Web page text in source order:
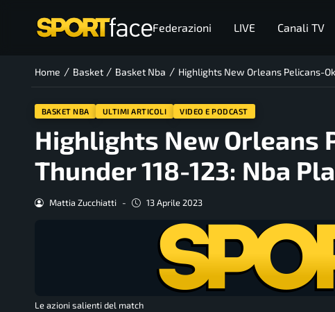
Federazioni LIVE Canali TV
Home / Basket / Basket Nba / Highlights New Orleans Pelicans-
BASKET NBA ULTIMI ARTICOLI VIDEO E PODCAST
Highlights New Orleans
Thunder 118-123: Nba
Mattia Zucchiatti - 13 Aprile 2023
Le azioni salienti del match